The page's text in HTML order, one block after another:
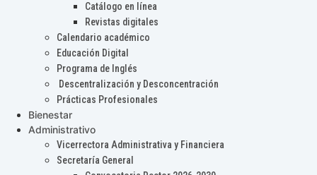
Catálogo en línea
Revistas digitales
Calendario académico
Educación Digital
Programa de Inglés
Descentralización y Desconcentración
Prácticas Profesionales
Bienestar
Administrativo
Vicerrectora Administrativa y Financiera
Secretaría General